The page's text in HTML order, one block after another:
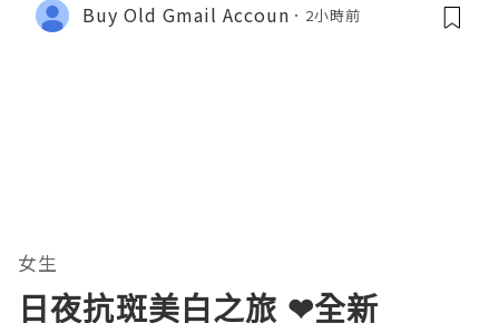
Buy Old Gmail Accoun 2小時前
女生
日夜抗斑美白之旅 ❤全新